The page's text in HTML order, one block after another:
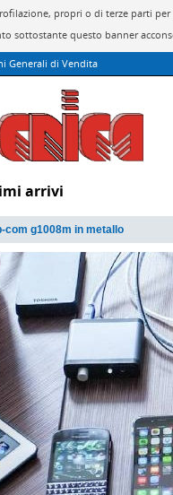
propri o di terze parti
sottostante questo banner
Generali di Vendita
arrivi
com g1008m in metallo